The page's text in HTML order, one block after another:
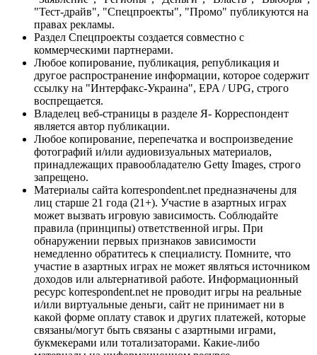
"Тест-драйв", "Спецпроекты", "Промо" публикуются на
правах рекламы.
Раздел Спецпроекты создается совместно с
коммерческими партнерами.
Любое копирование, публикация, републикация и
другое распространение информации, которое содержит
ссылку на "Интерфакс-Украина", EPA / UPG, строго
воспрещается.
Владелец веб-страницы в разделе Я- Корреспондент
является автор публикации.
Любое копирование, перепечатка и воспроизведение
фотографий и/или аудиовизуальных материалов,
принадлежащих правообладателю Getty Images, строго
запрещено.
Материалы сайта korrespondent.net предназначены для
лиц старше 21 года (21+). Участие в азартных играх
может вызвать игровую зависимость. Соблюдайте
правила (принципы) ответственной игры. При
обнаружении первых признаков зависимости
немедленно обратитесь к специалисту. Помните, что
участие в азартных играх не может являться источником
доходов или альтернативой работе. Информационный
ресурс korrespondent.net не проводит игры на реальные
и/или виртуальные деньги, сайт не принимает ни в
какой форме оплату ставок и других платежей, которые
связаны/могут быть связаны с азартными играми,
букмекерами или тотализаторами. Какие-либо